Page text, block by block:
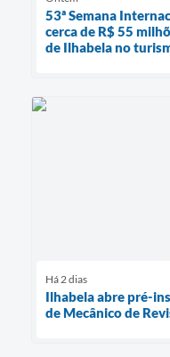
53ª Semana
cerca de R$ 55
de Ilhabela no
Há 2 dias
Ilhabela abre pré-
de Mecânico de